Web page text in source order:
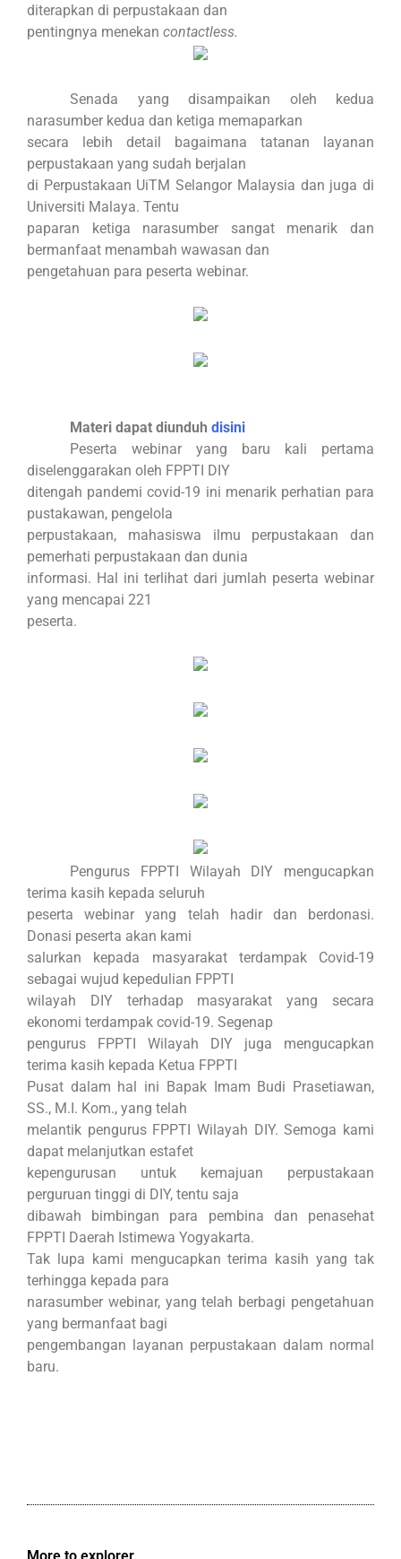
diterapkan di perpustakaan dan
pentingnya menekan contactless.
Senada yang disampaikan oleh kedua
narasumber kedua dan ketiga memaparkan
secara lebih detail bagaimana tatanan layanan
perpustakaan yang sudah berjalan
di Perpustakaan UiTM Selangor Malaysia dan juga di
Universiti Malaya. Tentu
paparan ketiga narasumber sangat menarik dan
bermanfaat menambah wawasan dan
pengetahuan para peserta webinar.
Materi dapat diunduh disini
Peserta webinar yang baru kali pertama
diselenggarakan oleh FPPTI DIY
ditengah pandemi covid-19 ini menarik perhatian para
pustakawan, pengelola
perpustakaan, mahasiswa ilmu perpustakaan dan
pemerhati perpustakaan dan dunia
informasi. Hal ini terlihat dari jumlah peserta webinar
yang mencapai 221
peserta.
Pengurus FPPTI Wilayah DIY mengucapkan
terima kasih kepada seluruh
peserta webinar yang telah hadir dan berdonasi.
Donasi peserta akan kami
salurkan kepada masyarakat terdampak Covid-19
sebagai wujud kepedulian FPPTI
wilayah DIY terhadap masyarakat yang secara
ekonomi terdampak covid-19. Segenap
pengurus FPPTI Wilayah DIY juga mengucapkan
terima kasih kepada Ketua FPPTI
Pusat dalam hal ini Bapak Imam Budi Prasetiawan,
SS., M.I. Kom., yang telah
melantik pengurus FPPTI Wilayah DIY. Semoga kami
dapat melanjutkan estafet
kepengurusan untuk kemajuan perpustakaan
perguruan tinggi di DIY, tentu saja
dibawah bimbingan para pembina dan penasehat
FPPTI Daerah Istimewa Yogyakarta.
Tak lupa kami mengucapkan terima kasih yang tak
terhingga kepada para
narasumber webinar, yang telah berbagi pengetahuan
yang bermanfaat bagi
pengembangan layanan perpustakaan dalam normal
baru.